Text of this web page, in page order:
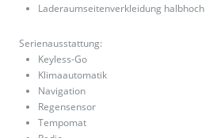
Laderaumseitenverkleidung halbhoch
Serienausstattung:
Keyless-Go
Klimaautomatik
Navigation
Regensensor
Tempomat